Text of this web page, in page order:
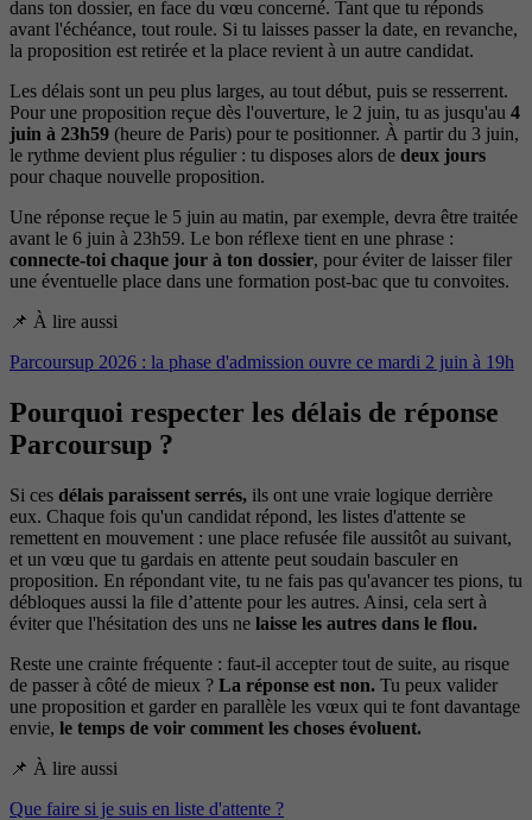
dans ton dossier, en face du vœu concerné. Tant que tu réponds
avant l'échéance, tout roule. Si tu laisses passer la date, en revanche,
la proposition est retirée et la place revient à un autre candidat.
Les délais sont un peu plus larges, au tout début, puis se resserrent.
Pour une proposition reçue dès l'ouverture, le 2 juin, tu as jusqu'au 4
juin à 23h59 (heure de Paris) pour te positionner. À partir du 3 juin,
le rythme devient plus régulier : tu disposes alors de deux jours
pour chaque nouvelle proposition.
Une réponse reçue le 5 juin au matin, par exemple, devra être traitée
avant le 6 juin à 23h59. Le bon réflexe tient en une phrase :
connecte-toi chaque jour à ton dossier, pour éviter de laisser filer
une éventuelle place dans une formation post-bac que tu convoites.
📌 À lire aussi
Parcoursup 2026 : la phase d'admission ouvre ce mardi 2 juin à 19h
Pourquoi respecter les délais de réponse
Parcoursup ?
Si ces délais paraissent serrés, ils ont une vraie logique derrière
eux. Chaque fois qu'un candidat répond, les listes d'attente se
remettent en mouvement : une place refusée file aussitôt au suivant,
et un vœu que tu gardais en attente peut soudain basculer en
proposition. En répondant vite, tu ne fais pas qu'avancer tes pions, tu
débloques aussi la file d’attente pour les autres. Ainsi, cela sert à
éviter que l'hésitation des uns ne laisse les autres dans le flou.
Reste une crainte fréquente : faut-il accepter tout de suite, au risque
de passer à côté de mieux ? La réponse est non. Tu peux valider
une proposition et garder en parallèle les vœux qui te font davantage
envie, le temps de voir comment les choses évoluent.
📌 À lire aussi
Que faire si je suis en liste d'attente ?